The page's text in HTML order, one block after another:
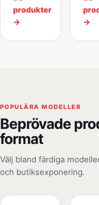
produkter
→
→
POPULÄRA MODELLER
Beprövade
format
Välj bland färdiga
och butiksexponering.